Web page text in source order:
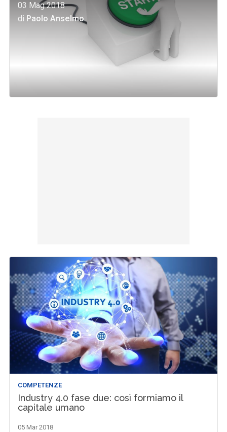
03 Mag 2018
di Paolo Anselmo
COMPETENZE
Industry 4.0 fase due: così formiamo il
capitale umano
05 Mar 2018